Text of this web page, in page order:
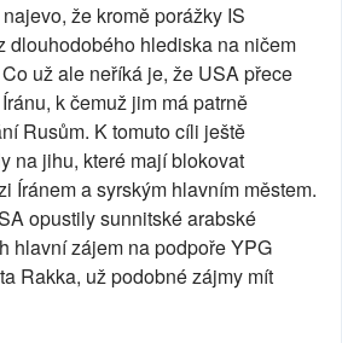
že kromě porážky IS
dlouhodobého hlediska na ničem
už ale neříká je, že USA přece
k čemuž jim má patrně
Rusům. K tomuto cíli ještě
na jihu, které mají blokovat
Íránem a syrským hlavním městem.
opustily sunnitské arabské
hlavní zájem na podpoře YPG
Rakka, už podobné zájmy mít